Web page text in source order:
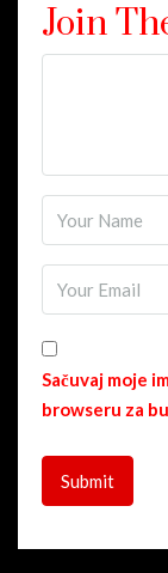
Join
Sačuvaj moje
browseru za